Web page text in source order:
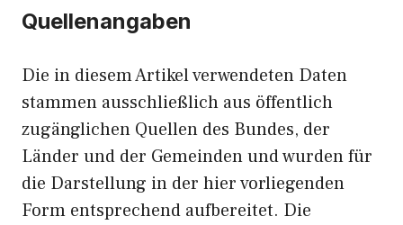
Quellenangaben
Die in diesem Artikel verwendeten Daten
stammen ausschließlich aus öffentlich
zugänglichen Quellen des Bundes, der
Länder und der Gemeinden und wurden für
die Darstellung in der hier vorliegenden
Form entsprechend aufbereitet. Die